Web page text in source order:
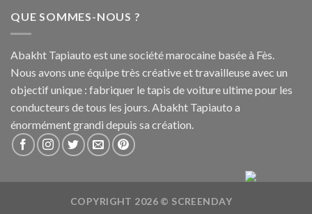
QUE SOMMES-NOUS ?
Abakht Tapiauto est une société marocaine basée à Fès.
Nous avons une équipe très créative et travailleuse avec un
objectif unique : fabriquer le tapis de voiture ultime pour les
conducteurs de tous les jours. Abakht Tapiauto a
énormément grandi depuis sa création.
COPYRIGHT 2026 © SCREENDAY